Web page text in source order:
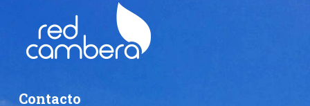
Contacto